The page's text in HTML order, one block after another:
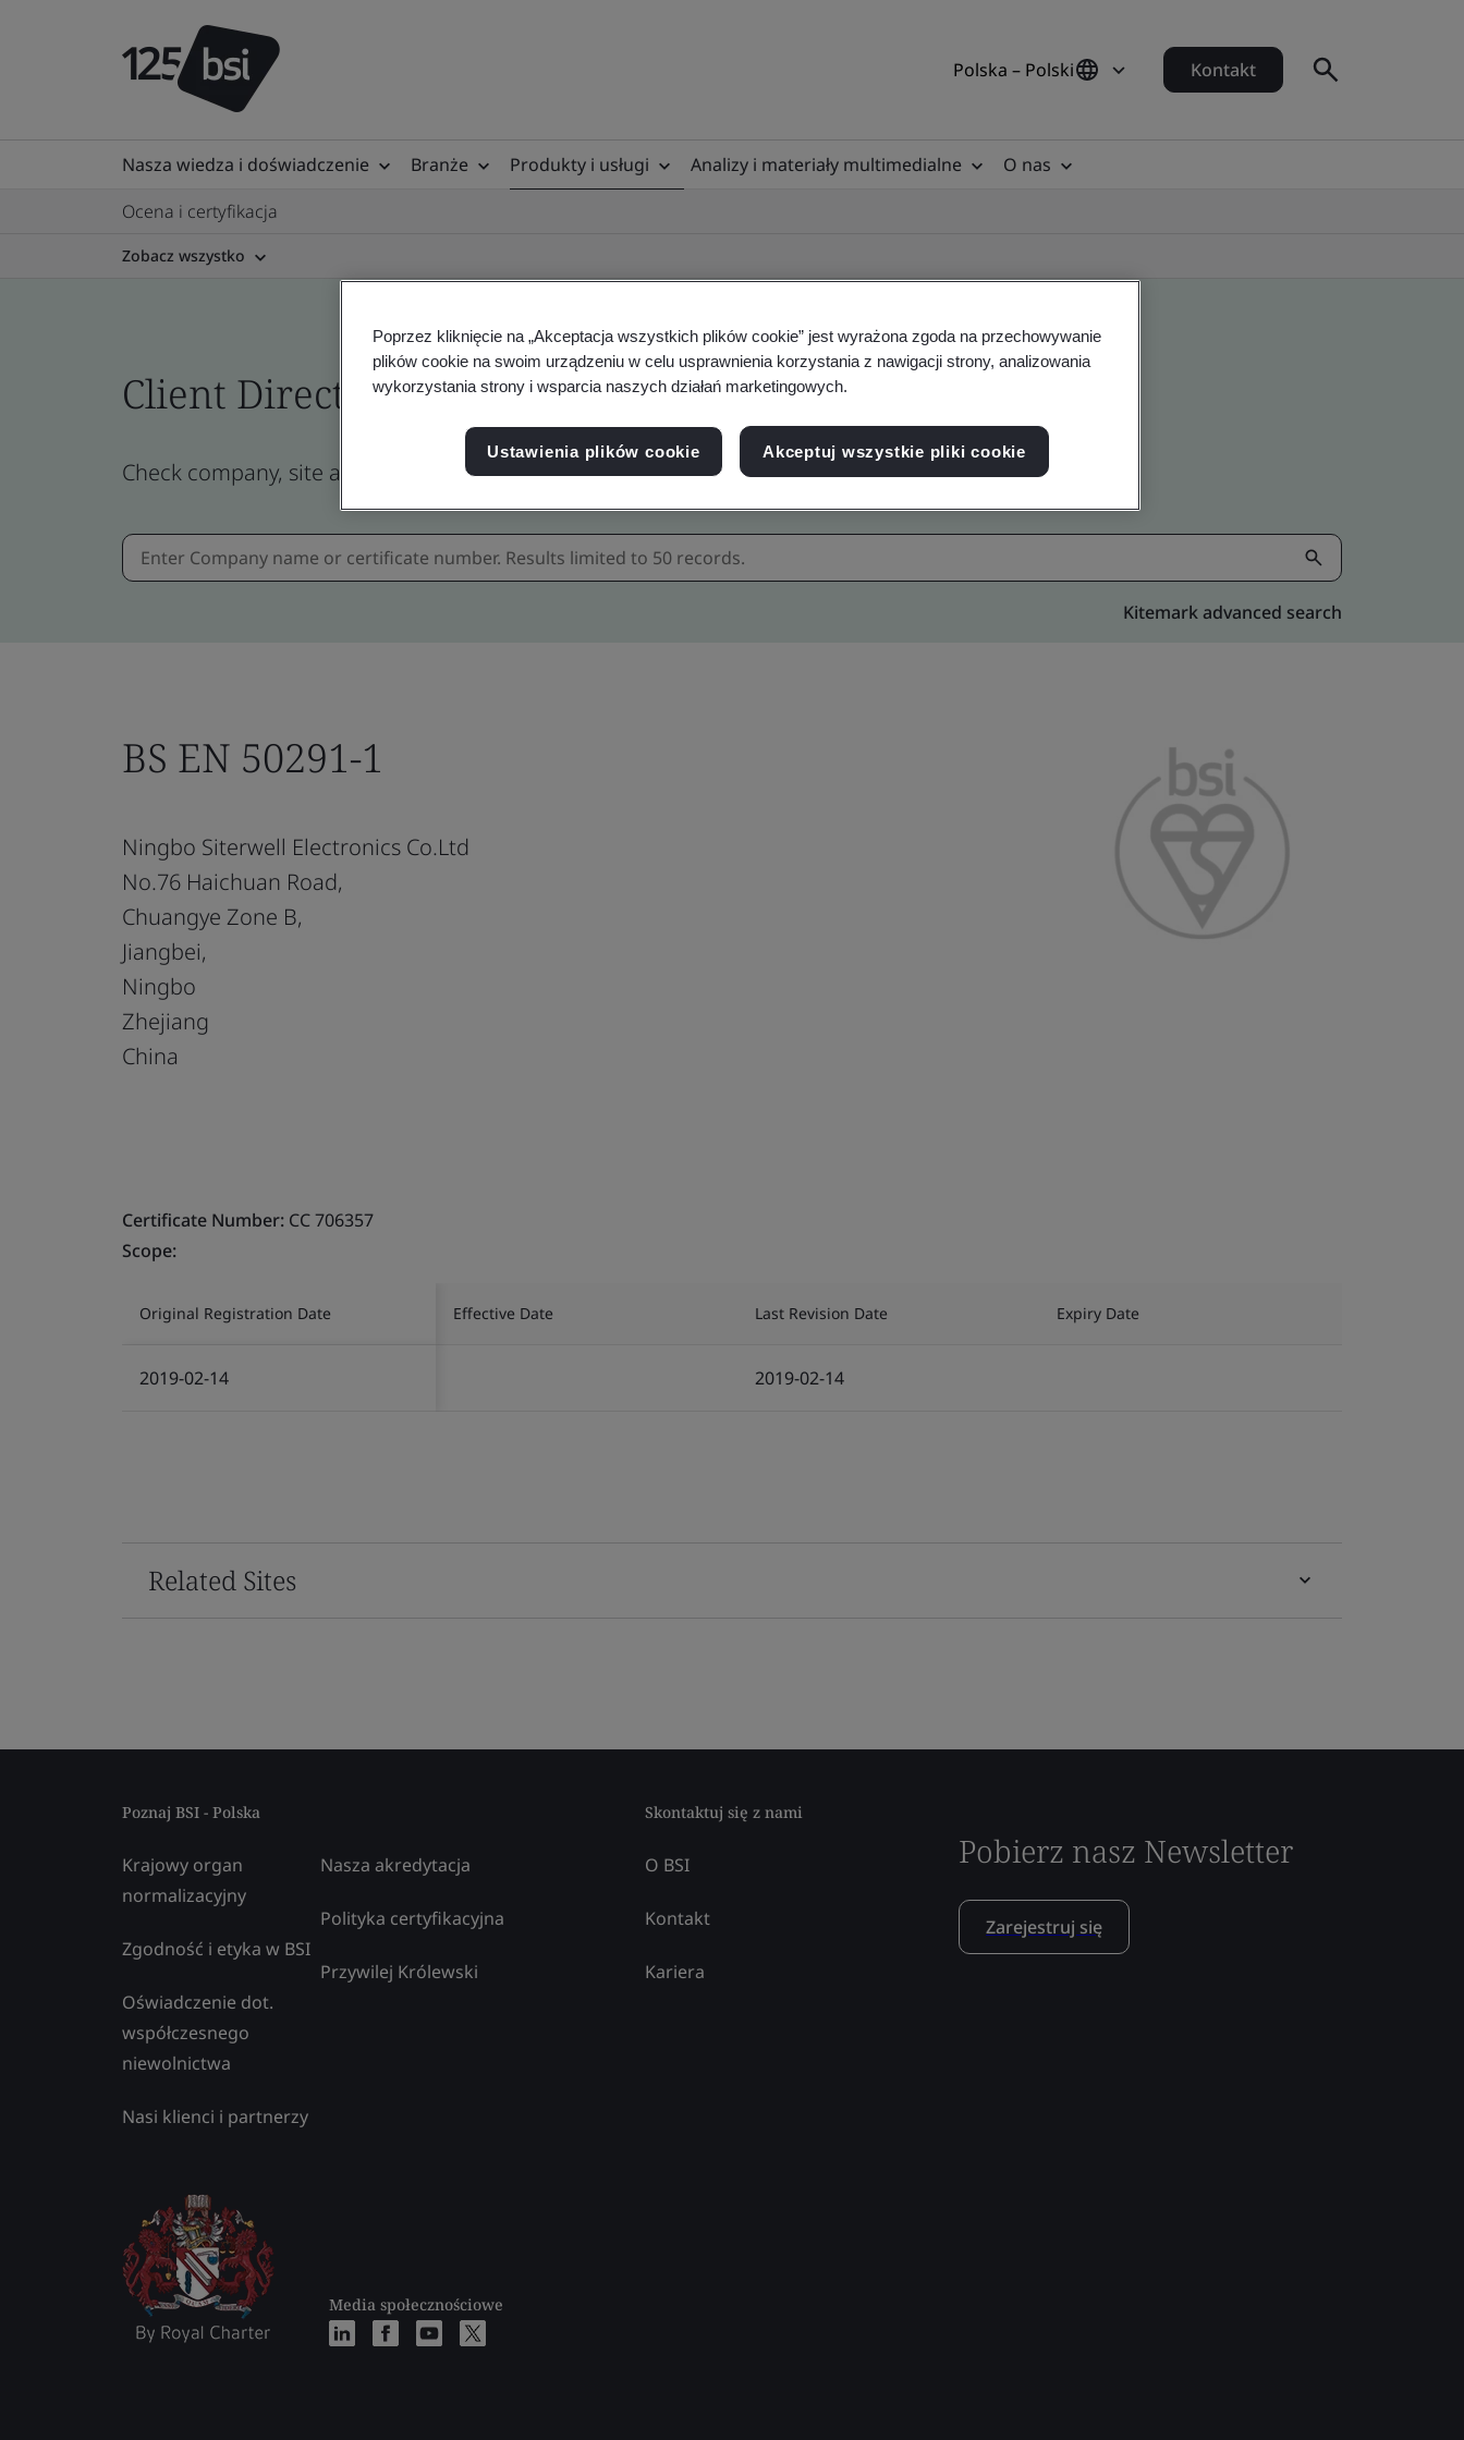
Polska – Polski Kontakt
Nasza wiedza i doświadczenie Branże Produkty i usługi Analizy i materiały multimedialne
O nas
Ocena i certyfikacja
Zobacz wszystko
Client Directory certificate
Check company, site and product certificates - Validation and Verification
Kitemark advanced search
BS EN 50291-1
Ningbo Siterwell Electronics Co.Ltd
No.76 Haichuan Road,
Chuangye Zone B,
Jiangbei,
Ningbo
Zhejiang
China
Certificate Number: CC 706357
Scope:
Original Registration Date Effective Date Last Revision Date Expiry Date
2019-02-14 2019-02-14
Related Sites
Poznaj BSI - Polska
Krajowy organ
normalizacyjny
Zgodność i etyka w BSI
Oświadczenie dot.
współczesnego
niewolnictwa
Nasi klienci i partnerzy
Nasza akredytacja
Polityka certyfikacyjna
Przywilej Królewski
Media społecznościowe
Skontaktuj się z nami
O BSI
Kontakt
Kariera
Pobierz nasz Newsletter
Zarejestruj się
Poprzez kliknięcie na „Akceptacja wszystkich plików cookie” jest wyrażona zgoda na przechowywanie
plików cookie na swoim urządzeniu w celu usprawnienia korzystania z nawigacji strony, analizowania
wykorzystania strony i wsparcia naszych działań marketingowych.
Ustawienia plików cookie Akceptuj wszystkie pliki cookie